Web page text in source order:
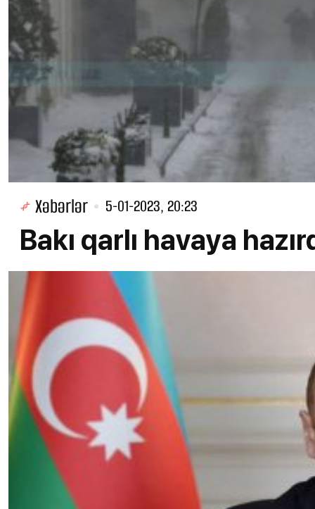
Xəbərlər 5-01-2023, 20:23
Bakı qarlı havaya